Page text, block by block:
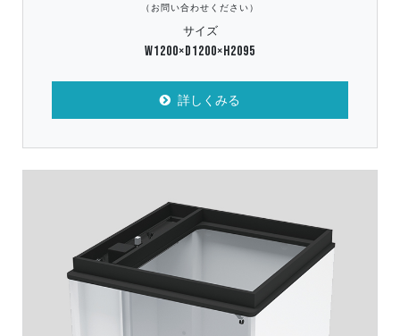
（お問い合わせください）
サイズ
W1200×D1200×H2095
詳しくみる